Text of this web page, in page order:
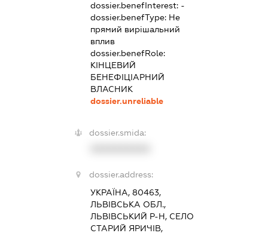
dossier.benefInterest: -
dossier.benefType: Не
прямий вирішальний
вплив
dossier.benefRole:
КІНЦЕВИЙ
БЕНЕФІЦІАРНИЙ
ВЛАСНИК
dossier.unreliable
dossier.smida:
dossier.address:
УКРАЇНА, 80463,
ЛЬВІВСЬКА ОБЛ.,
ЛЬВІВСЬКИЙ Р-Н, СЕЛО
СТАРИЙ ЯРИЧІВ,